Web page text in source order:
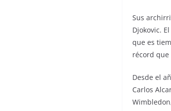
Sus
Djokovic.
que es
récord
Desde el
Carlos